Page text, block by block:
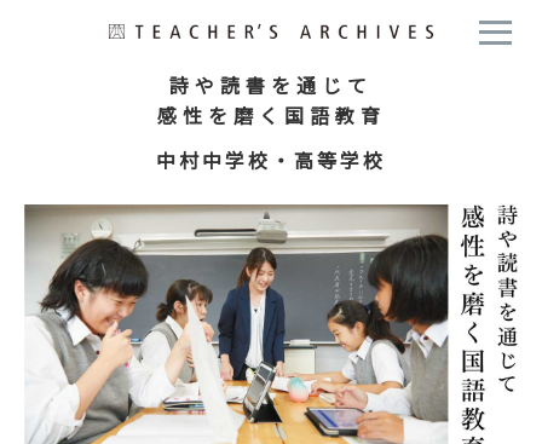
詩や読書を通じて
感性を磨く国語教育
中村中学校・高等学校